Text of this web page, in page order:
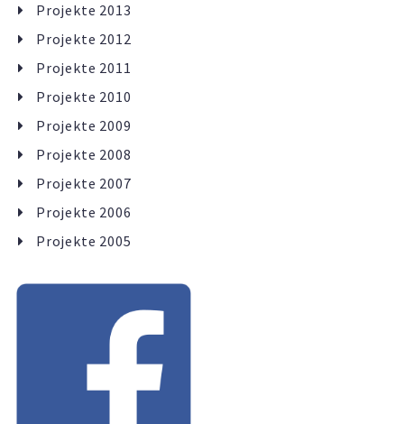
Projekte 2013
Projekte 2012
Projekte 2011
Projekte 2010
Projekte 2009
Projekte 2008
Projekte 2007
Projekte 2006
Projekte 2005